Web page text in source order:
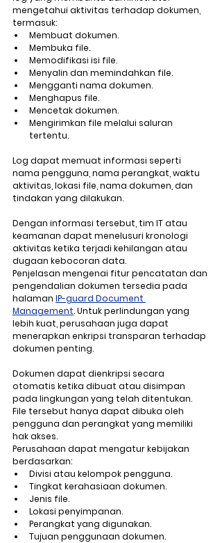
mengetahui aktivitas terhadap dokumen,
termasuk:
Membuat dokumen.
Membuka file.
Memodifikasi isi file.
Menyalin dan memindahkan file.
Mengganti nama dokumen.
Menghapus file.
Mencetak dokumen.
Mengirimkan file melalui saluran
tertentu.
Log dapat memuat informasi seperti
nama pengguna, nama perangkat, waktu
aktivitas, lokasi file, nama dokumen, dan
tindakan yang dilakukan.
Dengan informasi tersebut, tim IT atau
keamanan dapat menelusuri kronologi
aktivitas ketika terjadi kehilangan atau
dugaan kebocoran data.
Penjelasan mengenai fitur pencatatan dan
pengendalian dokumen tersedia pada
halaman IP-guard Document
Management. Untuk perlindungan yang
lebih kuat, perusahaan juga dapat
menerapkan enkripsi transparan terhadap
dokumen penting.
Dokumen dapat dienkripsi secara
otomatis ketika dibuat atau disimpan
pada lingkungan yang telah ditentukan.
File tersebut hanya dapat dibuka oleh
pengguna dan perangkat yang memiliki
hak akses.
Perusahaan dapat mengatur kebijakan
berdasarkan:
Divisi atau kelompok pengguna.
Tingkat kerahasiaan dokumen.
Jenis file.
Lokasi penyimpanan.
Perangkat yang digunakan.
Tujuan penggunaan dokumen.